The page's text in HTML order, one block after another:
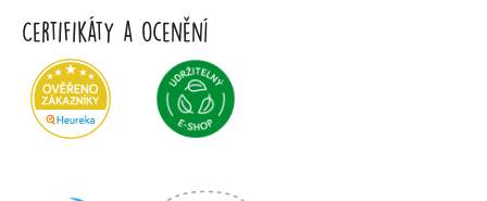
Certifikáty a ocenění